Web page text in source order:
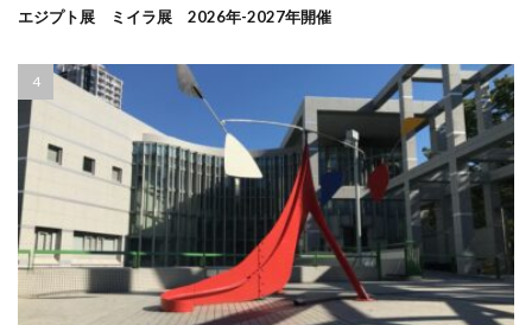
エジプト展 ミイラ展 2026年-2027年開催